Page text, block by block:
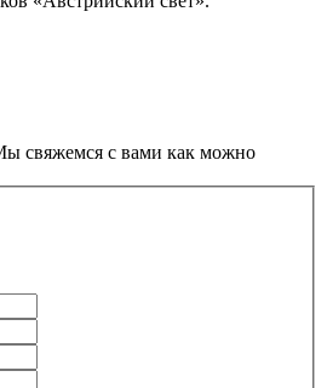
свяжемся с вами как можно